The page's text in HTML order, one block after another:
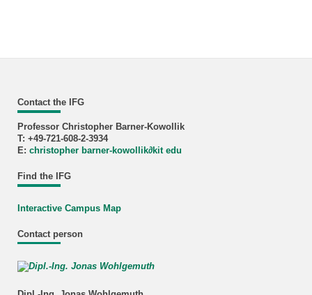
Contact the IFG
Professor Christopher Barner-Kowollik
T: +49-721-608-2-3934
E: christopher barner-kowollik∂kit edu
Find the IFG
Interactive Campus Map
Contact person